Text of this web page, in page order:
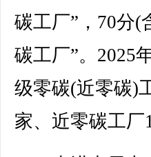
碳工厂”，70分(
碳工厂”。2025
级零碳(近零碳)
家、近零碳工厂